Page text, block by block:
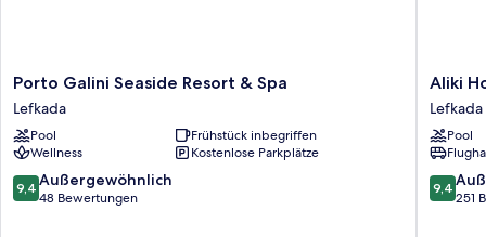
Porto
Galini
Seaside
Resort
&
Spa
Lefkada
Porto Galini Seaside Resort & Spa
Lefkada
Pool
Frühstück inbegriffen
Wellness
Kostenlose Parkplätze
9.4
von
9,4 Außergewöhnlich
48 Bewertungen
Aliki
Hotel
Lefkada
Aliki
Lefkada
Pool
9.4
von
9,4
251